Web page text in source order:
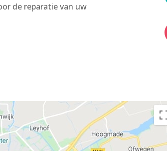
de reparatie van uw